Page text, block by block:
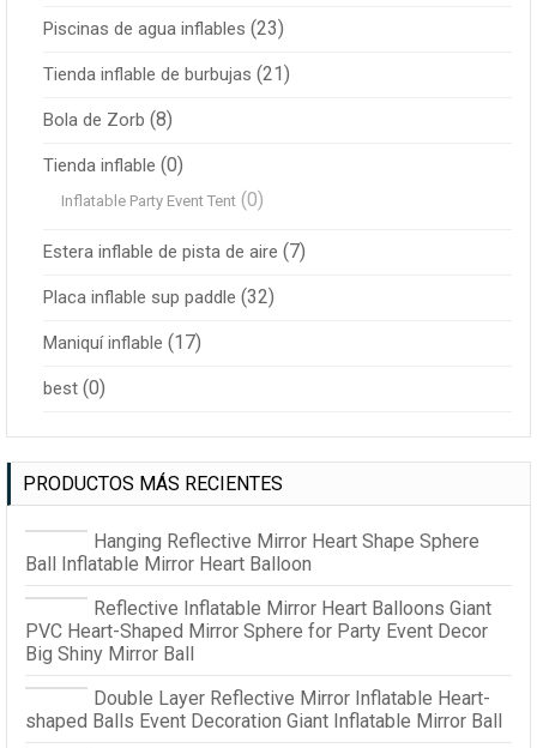
Piscinas de agua inflables (23)
Tienda inflable de burbujas (21)
Bola de Zorb (8)
Tienda inflable (0)
Inflatable Party Event Tent (0)
Estera inflable de pista de aire (7)
Placa inflable sup paddle (32)
Maniquí inflable (17)
best (0)
PRODUCTOS MÁS RECIENTES
Hanging Reflective Mirror Heart Shape Sphere
Ball Inflatable Mirror Heart Balloon
Reflective Inflatable Mirror Heart Balloons Giant
PVC Heart-Shaped Mirror Sphere for Party Event Decor
Big Shiny Mirror Ball
Double Layer Reflective Mirror Inflatable Heart-
shaped Balls Event Decoration Giant Inflatable Mirror Ball